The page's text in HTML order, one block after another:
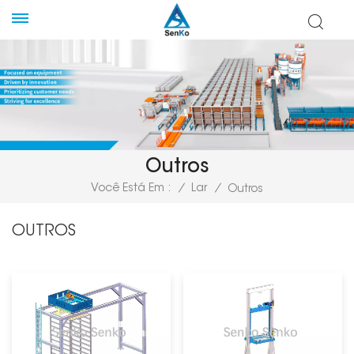
Outros
Você Está Em : / Lar / Outros
OUTROS